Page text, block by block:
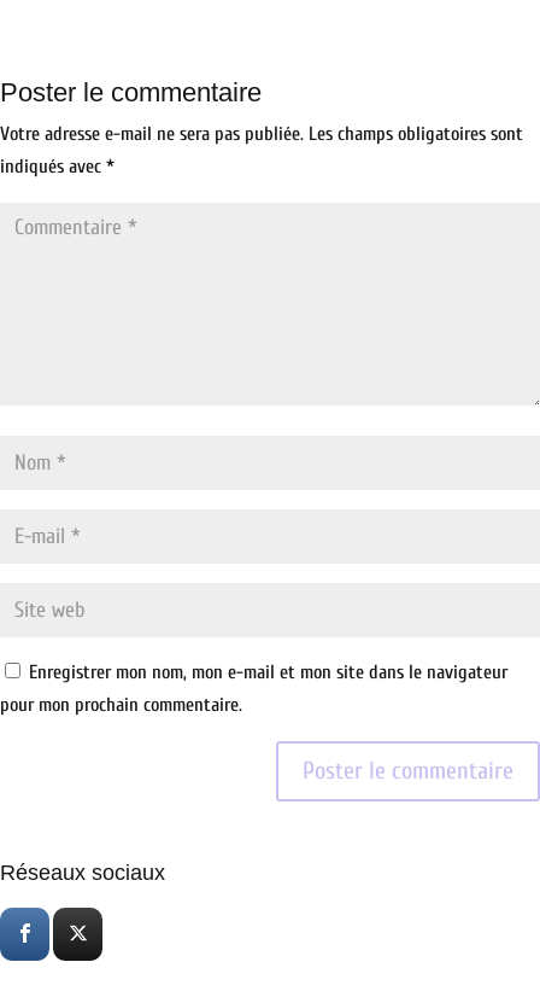
Poster le commentaire
Votre adresse e-mail ne sera pas publiée. Les champs obligatoires sont
indiqués avec *
Enregistrer mon nom, mon e-mail et mon site dans le navigateur
pour mon prochain commentaire.
Réseaux sociaux